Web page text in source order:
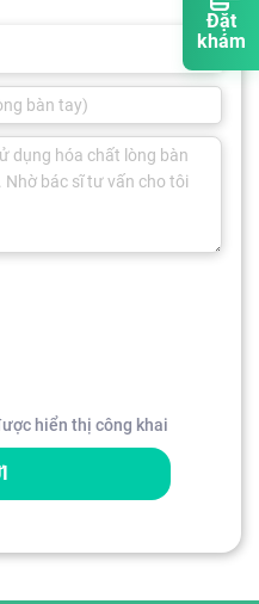
Đặt
khám
hiển thị công khai